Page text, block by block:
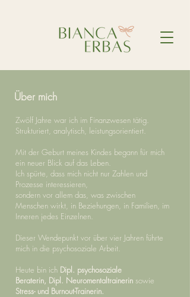
Über mich
Zwölf Jahre war ich im Finanzwesen tätig.
Strukturiert, analytisch, leistungsorientiert.
Mit der Geburt meines Kindes begann für mich
ein neuer Blick auf das Leben.
Ich spürte, dass mich nicht nur Zahlen und
Prozesse interessieren,
sondern vor allem das, was zwischen
Menschen wirkt, in Beziehungen, in Familien, im
Inneren jedes Einzelnen.
Dieser Wendepunkt vor über vier Jahren führte
mich in die psychosoziale Arbeit.
Heute bin ich Dipl. psychosoziale
Beraterin, Dipl. Neuromentaltrainerin sowie
Stress- und Burnout-Trainerin.